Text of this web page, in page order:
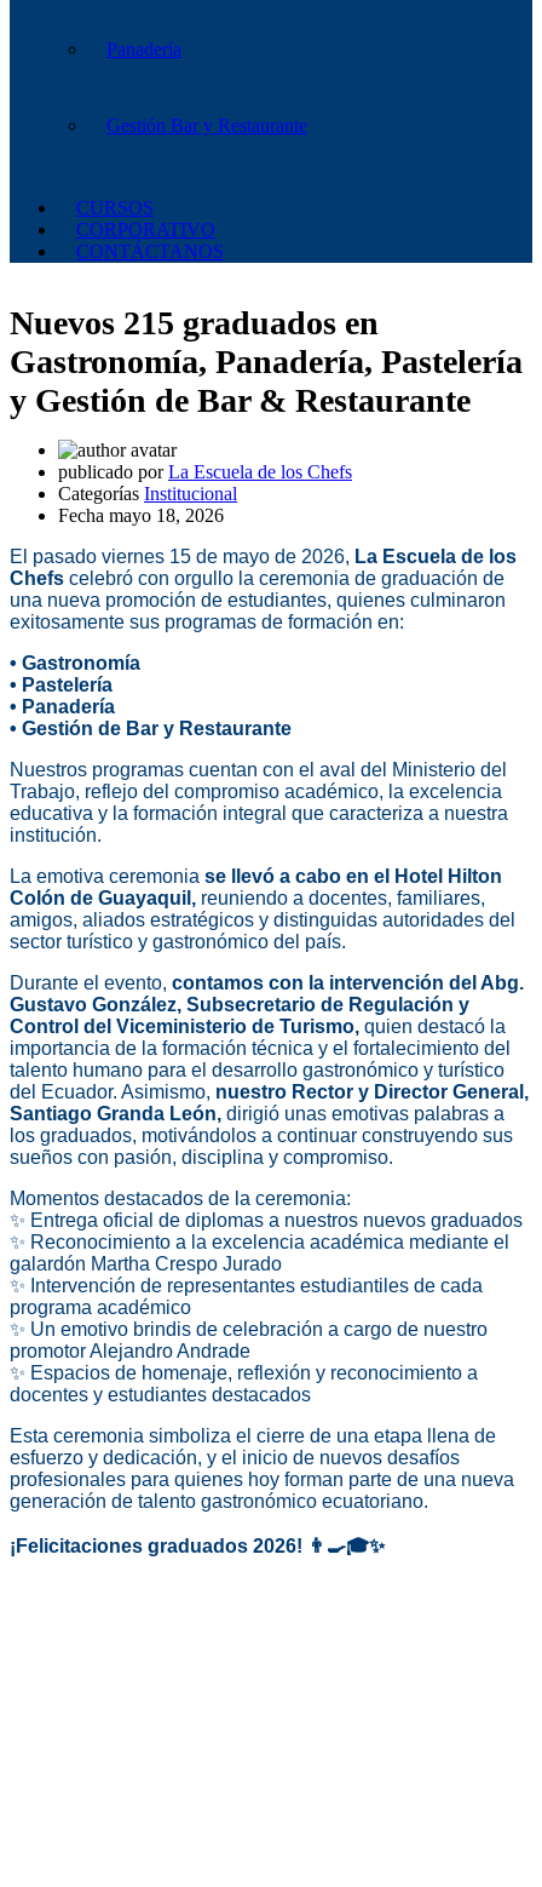
Panadería
Gestión Bar y Restaurante
CURSOS
CORPORATIVO
CONTÁCTANOS
Nuevos 215 graduados en
Gastronomía, Panadería, Pastelería
y Gestión de Bar & Restaurante
publicado por La Escuela de los Chefs
Categorías Institucional
Fecha mayo 18, 2026
El pasado viernes 15 de mayo de 2026, La Escuela de los
Chefs celebró con orgullo la ceremonia de graduación de
una nueva promoción de estudiantes, quienes culminaron
exitosamente sus programas de formación en:
• Gastronomía
• Pastelería
• Panadería
• Gestión de Bar y Restaurante
Nuestros programas cuentan con el aval del Ministerio del
Trabajo, reflejo del compromiso académico, la excelencia
educativa y la formación integral que caracteriza a nuestra
institución.
La emotiva ceremonia se llevó a cabo en el Hotel Hilton
Colón de Guayaquil, reuniendo a docentes, familiares,
amigos, aliados estratégicos y distinguidas autoridades del
sector turístico y gastronómico del país.
Durante el evento, contamos con la intervención del Abg.
Gustavo González, Subsecretario de Regulación y
Control del Viceministerio de Turismo, quien destacó la
importancia de la formación técnica y el fortalecimiento del
talento humano para el desarrollo gastronómico y turístico
del Ecuador. Asimismo, nuestro Rector y Director General,
Santiago Granda León, dirigió unas emotivas palabras a
los graduados, motivándolos a continuar construyendo sus
sueños con pasión, disciplina y compromiso.
Momentos destacados de la ceremonia:
✨ Entrega oficial de diplomas a nuestros nuevos graduados
✨ Reconocimiento a la excelencia académica mediante el
galardón Martha Crespo Jurado
✨ Intervención de representantes estudiantiles de cada
programa académico
✨ Un emotivo brindis de celebración a cargo de nuestro
promotor Alejandro Andrade
✨ Espacios de homenaje, reflexión y reconocimiento a
docentes y estudiantes destacados
Esta ceremonia simboliza el cierre de una etapa llena de
esfuerzo y dedicación, y el inicio de nuevos desafíos
profesionales para quienes hoy forman parte de una nueva
generación de talento gastronómico ecuatoriano.
¡Felicitaciones graduados 2026! 👨‍🍳🎓✨